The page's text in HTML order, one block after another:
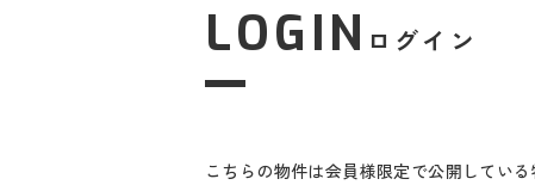
ログイン
LOGIN
こちらの物件は会員様限定で公開してい